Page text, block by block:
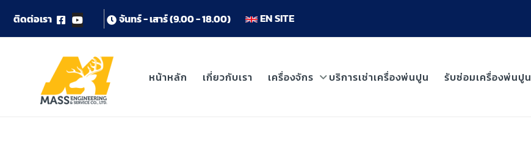
ตดตอเรา จนทร-เสาร(9.00-18.00) EN SITE
หน้าหลัก เกี่ยวกับเรา เครื่องจักร บริการเช่าเครื่องพ่นปูน รับซ่อมเครื่องพ่นปูน